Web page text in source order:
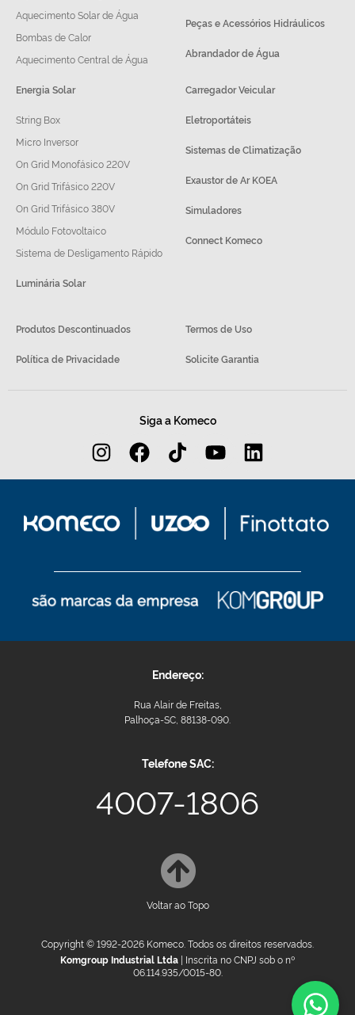
Aquecimento Solar de Água
Bombas de Calor
Aquecimento Central de Água
Peças e Acessórios Hidráulicos
Abrandador de Água
Energia Solar
String Box
Micro Inversor
On Grid Monofásico 220V
On Grid Trifásico 220V
On Grid Trifásico 380V
Módulo Fotovoltaico
Sistema de Desligamento Rápido
Luminária Solar
Carregador Veicular
Eletroportáteis
Sistemas de Climatização
Exaustor de Ar KOEA
Simuladores
Connect Komeco
Produtos Descontinuados Termos de Uso
Política de Privacidade Solicite Garantia
Siga a Komeco
Endereço:
Rua Alair de Freitas,
Palhoça-SC, 88138-090.
Telefone SAC:
4007-1806
Voltar ao Topo
Copyright © 1992-2026 Komeco. Todos os direitos reservados.
Komgroup Industrial Ltda | Inscrita no CNPJ sob o nº
06.114.935/0015-80.